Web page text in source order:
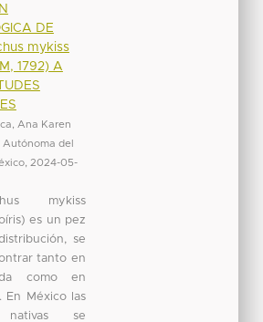
DE
mykiss
1792) A
Ana Karen
del
, 2024-05-
mykiss
es un pez
se
tanto en
como en
En México las
nativas se